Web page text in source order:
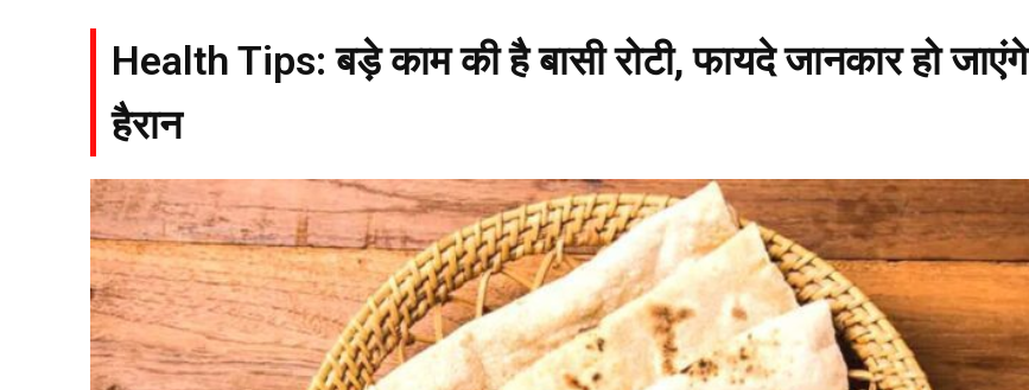
Health Tips: बड़े काम की है बासी रोटी, फायदे जानकार हो जाएंगे
हैरान